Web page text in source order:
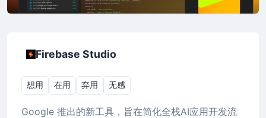
Firebase Studio
想用 在用 弃用 无感
Google 推出的新工具，旨在简化全栈AI应用开发流